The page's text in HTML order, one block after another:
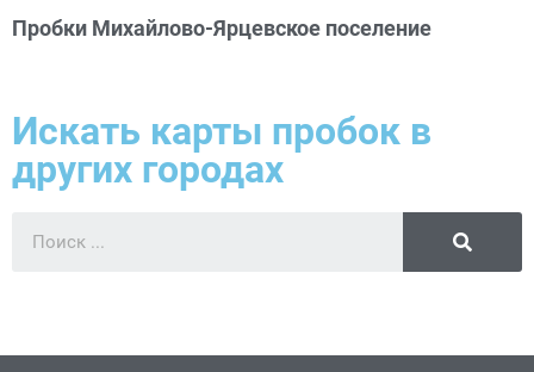
Пробки Михайлово-Ярцевское поселение
Искать карты пробок в
других городах